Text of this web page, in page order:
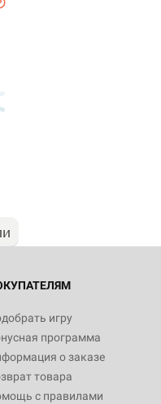
игру
программа
о заказе
товара
с правилами